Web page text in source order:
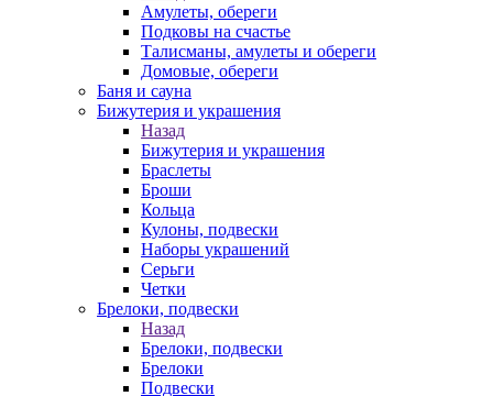
Амулеты, обереги
Подковы на счастье
Талисманы, амулеты и обереги
Домовые, обереги
Баня и сауна
Бижутерия и украшения
Назад
Бижутерия и украшения
Браслеты
Броши
Кольца
Кулоны, подвески
Наборы украшений
Серьги
Четки
Брелоки, подвески
Назад
Брелоки, подвески
Брелоки
Подвески